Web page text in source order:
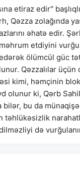
etiraz edir"
Qəzza zolağında
əhatə edir.
etdiyini
ölümcül güc
Qəzzalılar üçün
kimi, həmçinin
olunur ki, Qərb
bilər, bu da
də